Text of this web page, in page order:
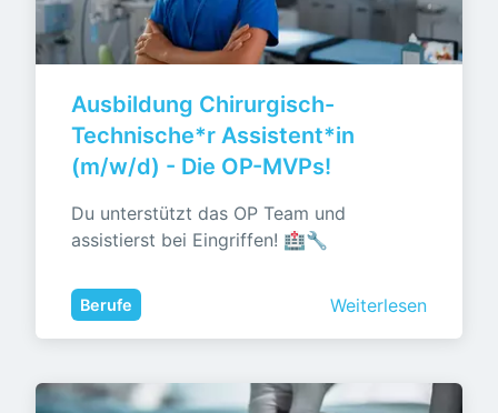
Ausbildung Chirurgisch-
Technische*r Assistent*in
(m/w/d) - Die OP-MVPs!
Du unterstützt das OP Team und
assistierst bei Eingriffen! 🏥🔧
Berufe Weiterlesen